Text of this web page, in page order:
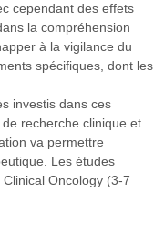
cependant des effets
la compréhension
à la vigilance du
spécifiques, dont les
investis dans ces
recherche clinique et
va permettre
Les études
Oncology (3-7